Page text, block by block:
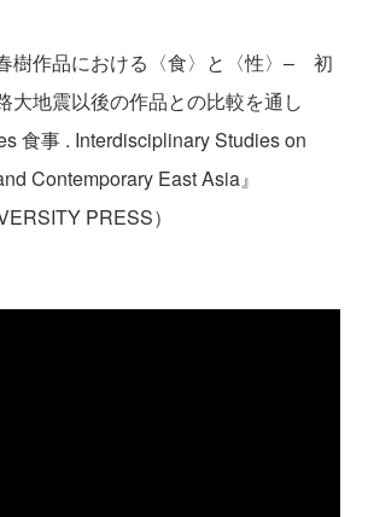
作品における〈食〉と〈性〉– 初
大地震以後の作品との比較を通し
食事 . Interdisciplinary Studies on
Contemporary East Asia』
PRESS）